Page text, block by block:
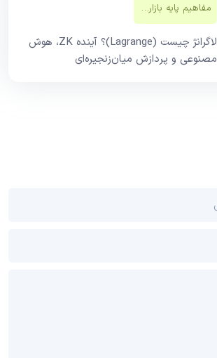
مفاهیم پایه بازار‌های مالی
لاگرانژ چیست (Lagrange)؟ آینده ZK، هوش
مصنوعی و پردازش میان‌زنجیره‌ای